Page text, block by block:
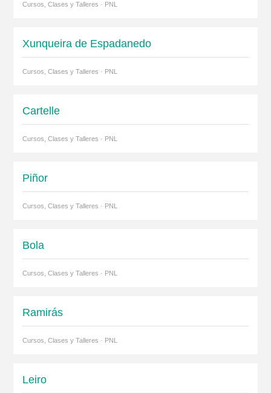
Cursos, Clases y Talleres · PNL
Xunqueira de Espadanedo
Cursos, Clases y Talleres · PNL
Cartelle
Cursos, Clases y Talleres · PNL
Piñor
Cursos, Clases y Talleres · PNL
Bola
Cursos, Clases y Talleres · PNL
Ramirás
Cursos, Clases y Talleres · PNL
Leiro